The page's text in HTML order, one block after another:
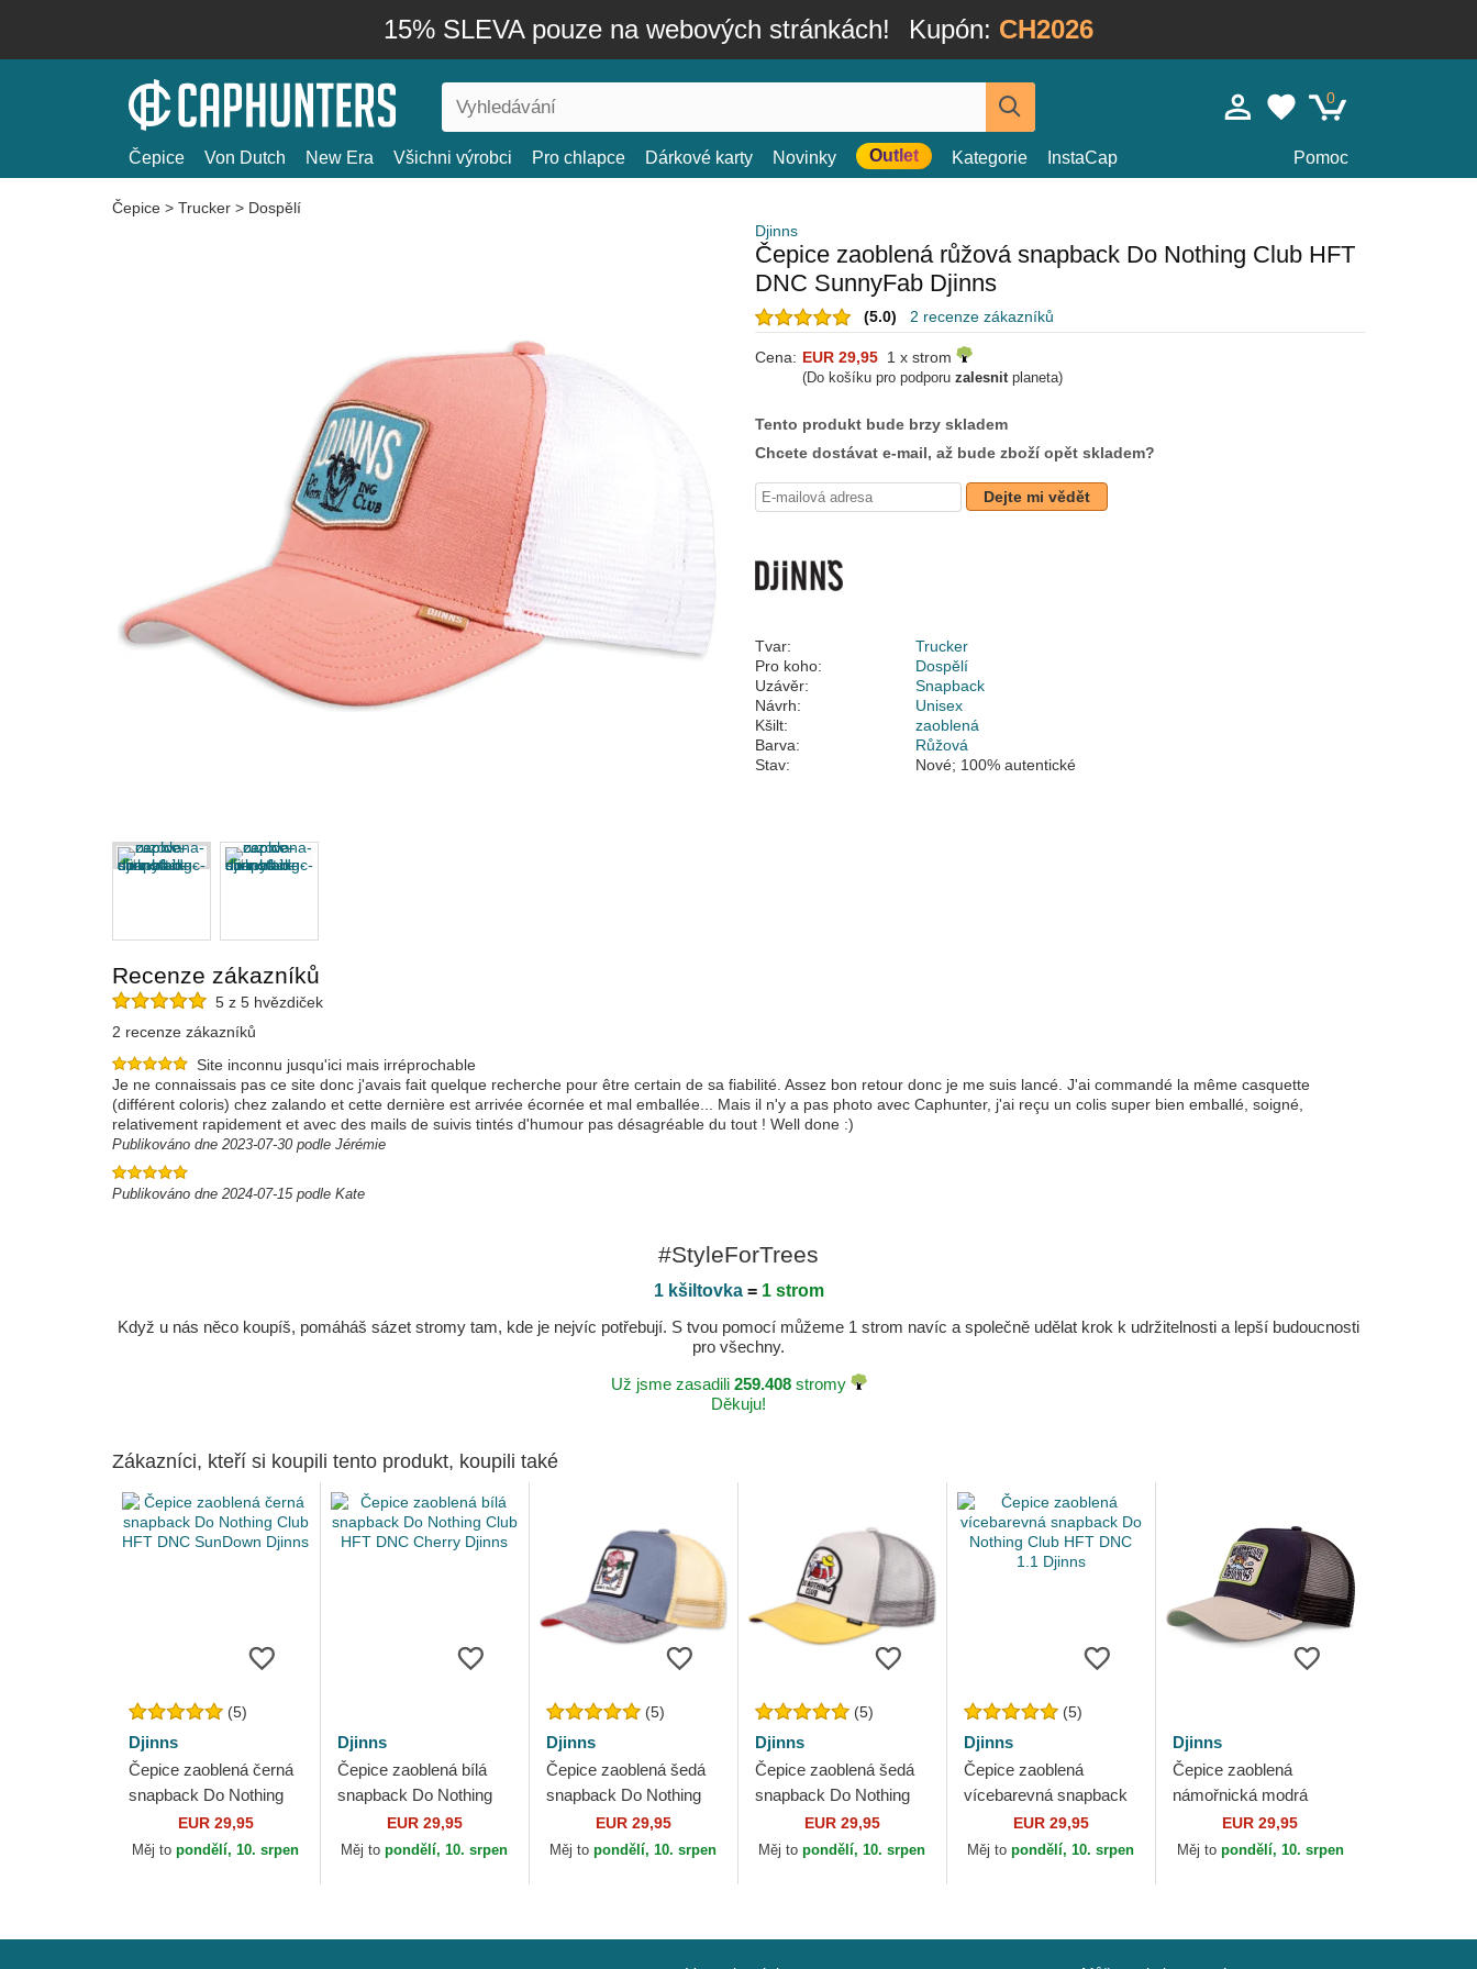
15% SLEVA pouze na webových stránkách! Kupón: CH2026
0
Čepice Von Dutch New Era Všichni výrobci Pro chlapce Dárkové karty Novinky Outlet Kategorie InstaCap Pomoc
Čepice > Trucker > Dospělí
Djinns
Čepice zaoblená růžová snapback Do Nothing Club HFT
DNC SunnyFab Djinns
(5.0) 2 recenze zákazníků
Cena: EUR 29,95 1 x strom
(Do košíku pro podporu zalesnitplaneta)
Tento produkt bude brzy skladem
Chcete dostávat e-mail, až bude zboží opět skladem?
Dejte mi vědět
Tvar:
Trucker
Pro koho:
Dospělí
Uzávěr:
Snapback
Návrh:
Unisex
Kšilt:
zaoblená
Barva:
Růžová
Stav:
Nové; 100% autentické
Recenze zákazníků
5 z 5 hvězdiček
2 recenze zákazníků
Site inconnu jusqu'ici mais irréprochable
Je ne connaissais pas ce site donc j'avais fait quelque recherche pour être certain de sa fiabilité. Assez bon retour donc je me suis lancé. J'ai commandé la même casquette
(différent coloris) chez zalando et cette dernière est arrivée écornée et mal emballée... Mais il n'y a pas photo avec Caphunter, j'ai reçu un colis super bien emballé, soigné,
relativement rapidement et avec des mails de suivis tintés d'humour pas désagréable du tout ! Well done :)
Publikováno dne 2023-07-30 podle Jérémie
Publikováno dne 2024-07-15 podle Kate
#StyleForTrees
1 kšiltovka= 1 strom
Když u nás něco koupíš, pomáháš sázet stromy tam, kde je nejvíc potřebují. S tvou pomocí můžeme 1 strom navíc a společně udělat krok k udržitelnosti a lepší budoucnosti
pro všechny.
Už jsme zasadili 259.408stromy
Děkuju!
Zákazníci, kteří si koupili tento produkt, koupili také
(5)
Djinns
Čepice zaoblená černá
snapback Do Nothing
Club HFT DNC
SunDown Djinns
EUR 29,95
Měj topondělí, 10. srpen
Djinns
Čepice zaoblená bílá
snapback Do Nothing
Club HFT DNC Cherry
Djinns
EUR 29,95
Měj topondělí, 10. srpen
(5)
Djinns
Čepice zaoblená šedá
snapback Do Nothing
Club HFT DNC New 1.4
Djinns
EUR 29,95
Měj topondělí, 10. srpen
(5)
Djinns
Čepice zaoblená šedá
snapback Do Nothing
Club HFT DNC New 1.6
Djinns
EUR 29,95
Měj topondělí, 10. srpen
(5)
Djinns
Čepice zaoblená
vícebarevná snapback
Do Nothing Club HFT
DNC 1.1 Djinns
EUR 29,95
Měj topondělí, 10. srpen
Djinns
Čepice zaoblená
námořnická modrá
snapback Do Nothing
Club HFT DNC Sun
EUR 29,95
Měj to pondělí, 10. srpen